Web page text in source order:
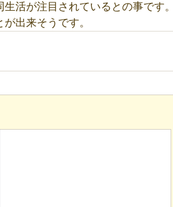
活が注目されているとの事です
出来そうです。